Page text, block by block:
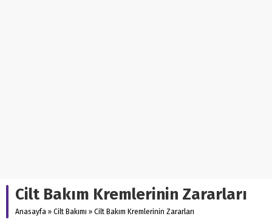
Cilt Bakım Kremlerinin Zararları
Anasayfa » Cilt Bakımı » Cilt Bakım Kremlerinin Zararları